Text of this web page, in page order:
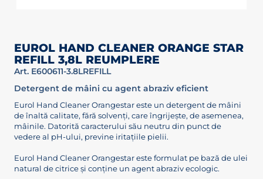
EUROL HAND CLEANER ORANGE STAR
REFILL 3,8L REUMPLERE
Art. E600611-3.8LREFILL
Detergent de mâini cu agent abraziv eficient
Eurol Hand Cleaner Orangestar este un detergent de mâini
de înaltă calitate, fără solvenți, care îngrijește, de asemenea,
mâinile. Datorită caracterului său neutru din punct de
vedere al pH-ului, previne iritațiile pielii.
Eurol Hand Cleaner Orangestar este formulat pe bază de ulei
natural de citrice și conține un agent abraziv ecologic.